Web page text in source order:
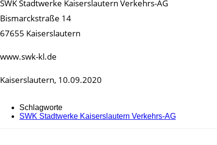
SWK Stadtwerke Kaiserslautern Verkehrs-AG
Bismarckstraße 14
67655 Kaiserslautern
www.swk-kl.de
Kaiserslautern, 10.09.2020
Schlagworte
SWK Stadtwerke Kaiserslautern Verkehrs-AG